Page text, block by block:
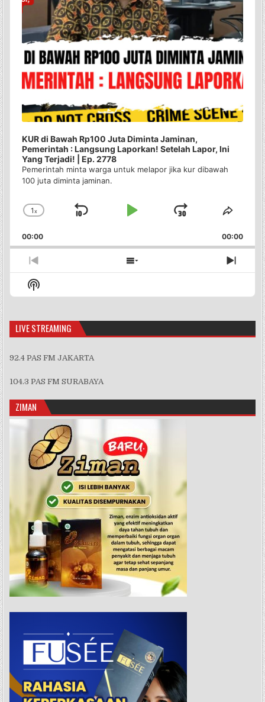
KUR di Bawah Rp100 Juta Diminta Jaminan,
Pemerintah : Langsung Laporkan! Setelah Lapor, Ini
Yang Terjadi! | Ep. 2778
Pemerintah minta warga untuk melapor jika kur dibawah
100 juta diminta jaminan.
Change
Rate
1x
Skip
Play
Jump
Forward
Share
00:00 00:00
Previous
Episode
Show
Episodes
Next
Show
Podcast
LIVE STREAMING
92.4 PAS FM JAKARTA
104.3 PAS FM SURABAYA
ZIMAN